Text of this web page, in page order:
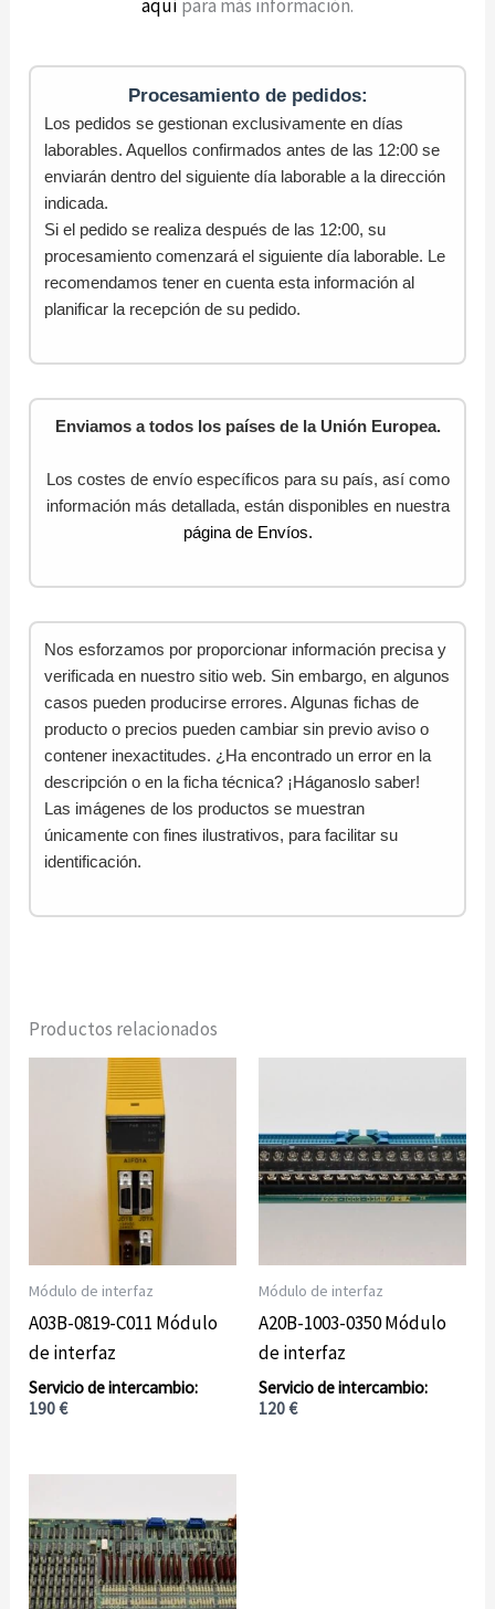
aquí para más información.
Procesamiento de pedidos:
Los pedidos se gestionan exclusivamente en días
laborables. Aquellos confirmados antes de las 12:00 se
enviarán dentro del siguiente día laborable a la dirección
indicada.
Si el pedido se realiza después de las 12:00, su
procesamiento comenzará el siguiente día laborable. Le
recomendamos tener en cuenta esta información al
planificar la recepción de su pedido.
Enviamos a todos los países de la Unión Europea.
Los costes de envío específicos para su país, así como
información más detallada, están disponibles en nuestra
página de Envíos.
Nos esforzamos por proporcionar información precisa y
verificada en nuestro sitio web. Sin embargo, en algunos
casos pueden producirse errores. Algunas fichas de
producto o precios pueden cambiar sin previo aviso o
contener inexactitudes. ¿Ha encontrado un error en la
descripción o en la ficha técnica? ¡Háganoslo saber!
Las imágenes de los productos se muestran
únicamente con fines ilustrativos, para facilitar su
identificación.
Productos relacionados
Módulo de interfaz
A03B-0819-C011 Módulo
de interfaz
190€
Módulo de interfaz
A20B-1003-0350 Módulo
de interfaz
120€